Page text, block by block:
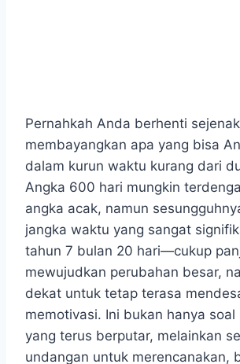
Pernahkah Anda berhenti
membayangkan apa yang bisa
dalam kurun waktu kurang dari
Angka 600 hari mungkin
angka acak, namun
jangka waktu yang sangat
tahun 7 bulan 20 hari—cukup
mewujudkan perubahan besar,
dekat untuk tetap terasa
memotivasi. Ini bukan hanya soal
yang terus berputar, melainkan
undangan untuk merencanakan,